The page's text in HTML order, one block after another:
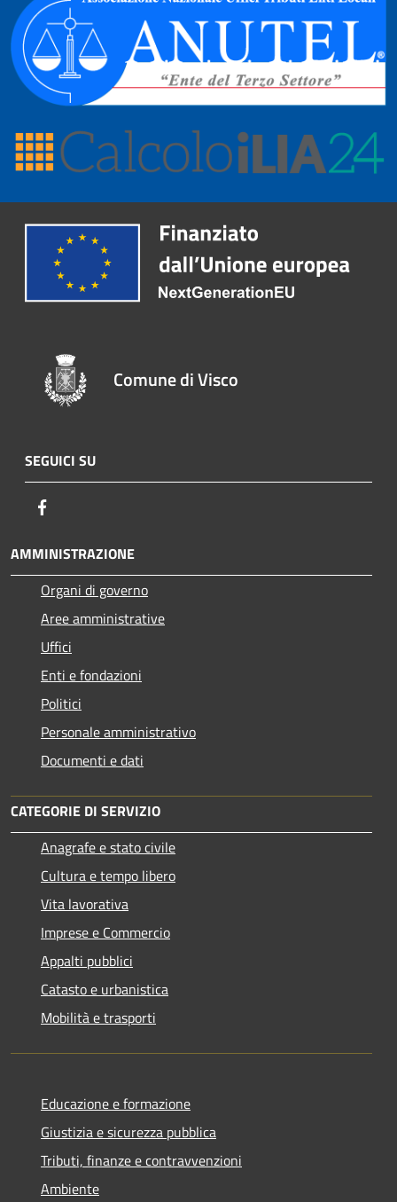
Comune di Visco
SEGUICI SU
AMMINISTRAZIONE
Organi di governo
Aree amministrative
Uffici
Enti e fondazioni
Politici
Personale amministrativo
Documenti e dati
CATEGORIE DI SERVIZIO
Anagrafe e stato civile
Cultura e tempo libero
Vita lavorativa
Imprese e Commercio
Appalti pubblici
Catasto e urbanistica
Mobilità e trasporti
Educazione e formazione
Giustizia e sicurezza pubblica
Tributi, finanze e contravvenzioni
Ambiente